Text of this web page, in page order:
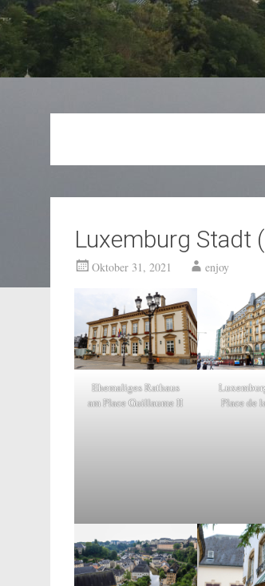
Luxemburg Stadt
Oktober 31, 2021 enjoy
Ehemaliges Rathaus
am Place Guillaume II
Place de